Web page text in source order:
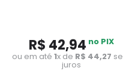
R$ 42,94 no PIX
ou em até 1x de R$ 44,27
juros